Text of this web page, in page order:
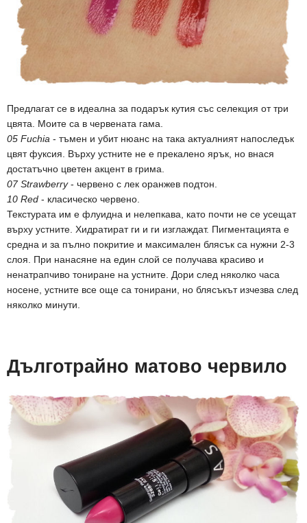
Предлагат се в идеална за подарък кутия със селекция от три
цвята. Моите са в червената гама.
05 Fuchia - тъмен и убит нюанс на така актуалният напоследък
цвят фуксия. Върху устните не е прекалено ярък, но внася
достатъчно цветен акцент в грима.
07 Strawberry- червено с лек оранжев подтон.
10 Red - класическо червено.
Текстурата им е флуидна и нелепкава, като почти не се усещат
върху устните. Хидратират ги и ги изглаждат. Пигментацията е
средна и за пълно покритие и максимален блясък са нужни 2-3
слоя. При нанасяне на един слой се получава красиво и
ненатрапчиво тониране на устните. Дори след няколко часа
носене, устните все още са тонирани, но блясъкът изчезва след
няколко минути.
Дълготрайно матово червило